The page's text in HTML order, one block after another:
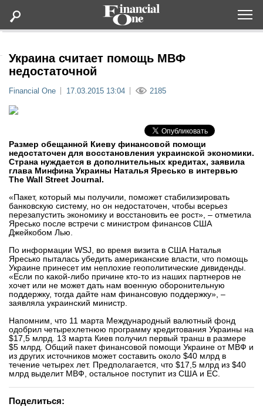
Статьи
Lifestyle
Мероприятия
Новости
вконтакте
телеграм
Стать автором
Вход
Украина считает помощь МВФ
недостаточной
Financial One 17.03.2015 13:04 2185
Размер обещанной Киеву финансовой помощи
недостаточен для восстановления украинской экономики.
Страна нуждается в дополнительных кредитах, заявила
глава Минфина Украины Наталья Яресько в интервью
The Wall Street Journal.
«Пакет, который мы получили, поможет стабилизировать
банковскую систему, но он недостаточен, чтобы всерьез
перезапустить экономику и восстановить ее рост», – отметила
Яресько после встречи с министром финансов США
Джейкобом Лью.
По информации WSJ, во время визита в США Наталья
Яресько пыталась убедить американские власти, что помощь
Украине принесет им неплохие геополитические дивиденды.
«Если по какой-либо причине кто-то из наших партнеров не
хочет или не может дать нам военную оборонительную
поддержку, тогда дайте нам финансовую поддержку», –
заявляла украинский министр.
Напомним, что 11 марта Международный валютный фонд
одобрил четырехлетнюю программу кредитования Украины на
$17,5 млрд. 13 марта Киев получил первый транш в размере
$5 млрд. Общий пакет финансовой помощи Украине от МВФ и
из других источников может составить около $40 млрд в
течение четырех лет. Предполагается, что $17,5 млрд из $40
млрд выделит МВФ, остальное поступит из США и ЕС.
Поделиться: